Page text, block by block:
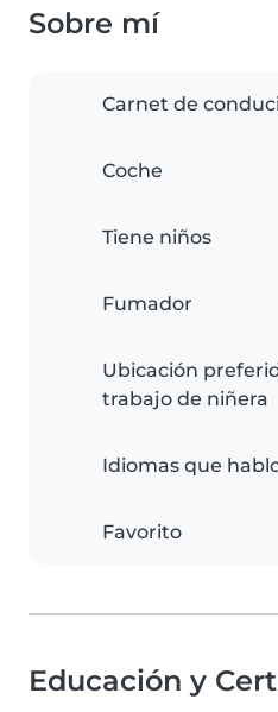
Sobre mí
Carnet de
Coche
Tiene niños
Fumador
Ubicación
trabajo de niñera
Idiomas que
Favorito
Educación y